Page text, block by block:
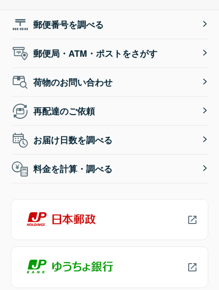
郵便番号を調べる
郵便局・ATM・ポストをさがす
荷物のお問い合わせ
再配達のご依頼
お届け日数を調べる
料金を計算・調べる